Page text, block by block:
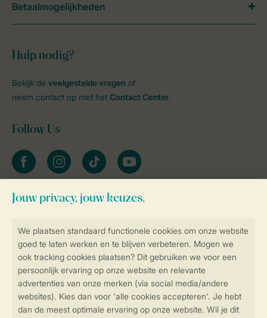
Veilig en snel online boeken
Veilige gegevensoverdracht
Veilige betaling
Hulp nodig?
Bekijk de veelgestelde vragen of
neem contact op met het Contact Center.
Follow Us
facebookinstagramtiktok youtube
Blijf op de hoogte
Betaalmogelijkheden